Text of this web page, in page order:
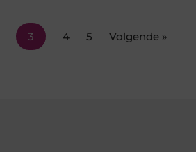
3 4 5 Volgende »